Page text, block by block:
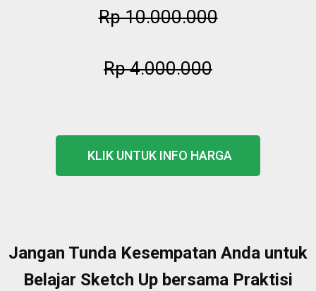
Rp 10.000.000
Rp 4.000.000
KLIK UNTUK INFO HARGA
Jangan Tunda Kesempatan Anda untuk
Belajar Sketch Up bersama Praktisi